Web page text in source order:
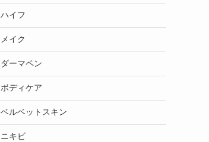
ハイフ
メイク
ダーマペン
ボディケア
ベルベットスキン
ニキビ